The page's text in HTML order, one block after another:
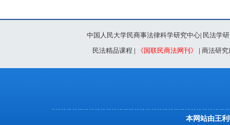
中国人民大学民商事法律科学研究中心| 民法学
民法精品课程 | 《国联民商法网刊》 | 商法研究
本网站由王